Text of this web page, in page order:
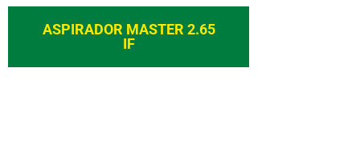
ASPIRADOR MASTER 2.65
IF